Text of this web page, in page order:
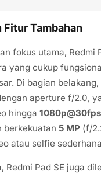
Fitur Tambahan
fokus utama, Redmi
yang cukup
Di bagian
aperture f/2.0,
hingga 1080p@30fps
berkekuatan 5 MP (f/
atau selfie
Redmi Pad SE juga